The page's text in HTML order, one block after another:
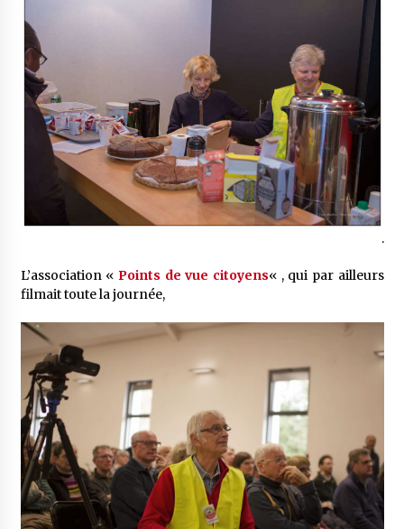
.
L’association « Points de vue citoyens« , qui par ailleurs
filmait toute la journée,